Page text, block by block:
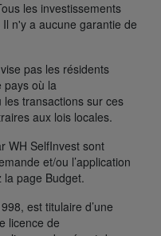
les investissements
n'y a aucune garantie de
pas les résidents
pays où la
transactions sur ces
aux lois locales.
WH SelfInvest sont
et/ou l’application
la page Budget.
est titulaire d’une
licence de